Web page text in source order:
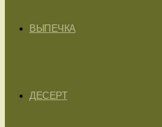
ВЫПЕЧКА
ДЕСЕРТ